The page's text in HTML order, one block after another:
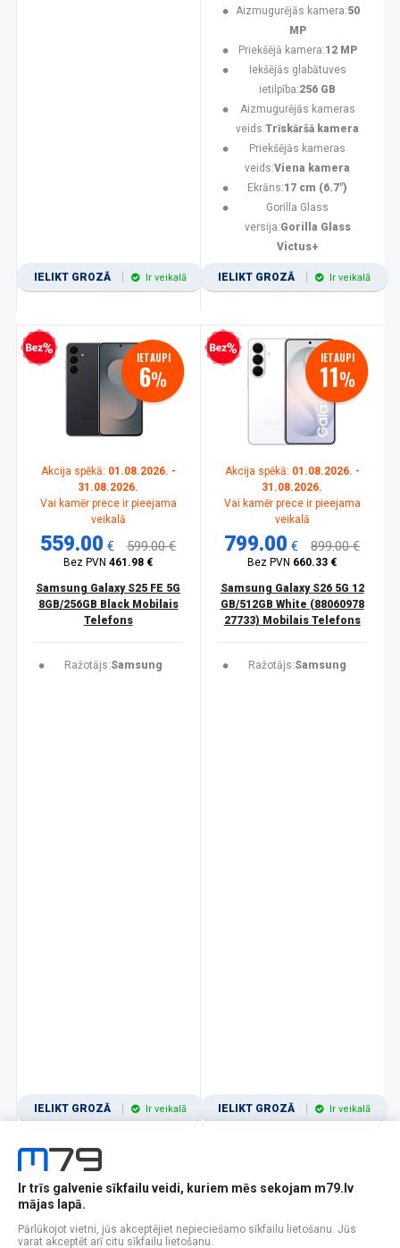
IELIKT GROZĀ Ir veikalā
Aizmugurējās kamera:50
MP
Priekšējā kamera:12 MP
Iekšējās glabātuves
ietilpība:256 GB
Aizmugurējās kameras
veids:Trīskāršā kamera
Priekšējās kameras
veids:Viena kamera
Ekrāns:17 cm (6.7")
Gorilla Glass
versija:Gorilla Glass
Victus+
IELIKT GROZĀ Ir veikalā
kredīts IETAUPI
6%
Akcija spēkā: 01.08.2026. -
31.08.2026.
Vai kamēr prece ir pieejama
veikalā
559.00 € 599.00 €
Bez PVN461.98 €
Samsung Galaxy S25 FE 5G
8GB/256GB Black Mobilais
Telefons
Ražotājs:Samsung
IELIKT GROZĀ Ir veikalā
Bezprocentu kredīts IETAUPI
11%
Akcija spēkā: 01.08.2026. -
31.08.2026.
Vai kamēr prece ir pieejama
veikalā
799.00 € 899.00 €
Bez PVN 660.33 €
Samsung Galaxy S26 5G 12
GB/512GB White (88060978
27733) Mobilais Telefons
Ražotājs:Samsung
IELIKT GROZĀ Ir veikalā
1 2 3 4 5 6 7 8 9 10 11
Popularitātes Rādīt 12
Ir trīs galvenie sīkfailu veidi, kuriem mēs sekojam m79.lv
mājas lapā.
Pārlūkojot vietni, jūs akceptējiet nepieciešamo sīkfailu lietošanu. Jūs
varat akceptēt arī citu sīkfailu lietošanu.